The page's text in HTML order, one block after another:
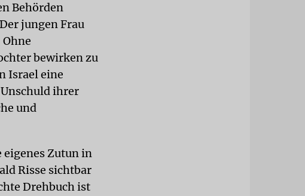
Behörden
jungen Frau
bewirken zu
Israel eine
ihrer
und
eigenes Zutun in
Risse sichtbar
Drehbuch ist